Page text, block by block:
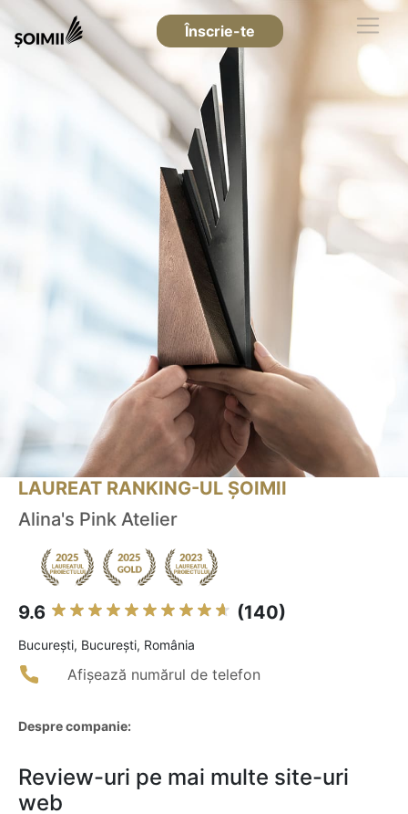
Înscrie-te
LAUREAT RANKING-UL ȘOIMII
Alina's Pink Atelier
9.6 (140)
Bucureşti, București, România
Afișează numărul de telefon
Despre companie:
Review-uri pe mai multe site-uri
web